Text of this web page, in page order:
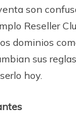
son
Reseller
dominios
sus
hoy.